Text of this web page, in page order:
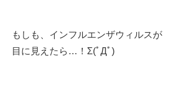
もしも、インフルエンザウィルスが
目に見えたら…！Σ(ﾟДﾟ)